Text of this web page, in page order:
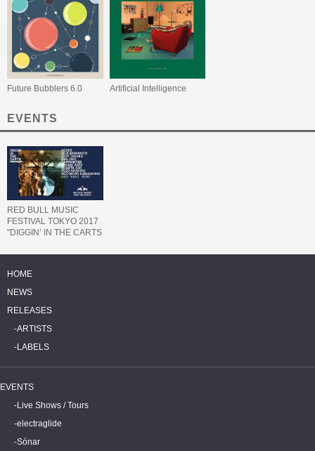
Future Bubblers 6.0 Artificial Intelligence
EVENTS
RED BULL MUSIC
FESTIVAL TOKYO 2017
"DIGGIN’ IN THE CARTS
HOME
NEWS
RELEASES
ARTISTS
LABELS
EVENTS
Live Shows / Tours
electraglide
Sónar